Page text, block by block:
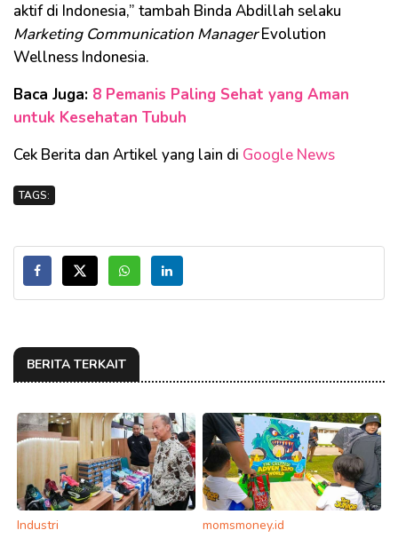
aktif di Indonesia,” tambah Binda Abdillah selaku
Marketing Communication ManagerEvolution
Wellness Indonesia.
Baca Juga: 8 Pemanis Paling Sehat yang Aman
untuk Kesehatan Tubuh
Cek Berita dan Artikel yang lain di Google News
TAGS:
BERITA TERKAIT
Industri momsmoney.id